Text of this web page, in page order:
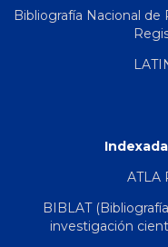
Bibliografía Nacional
ATLA
BIBLAT
investigación